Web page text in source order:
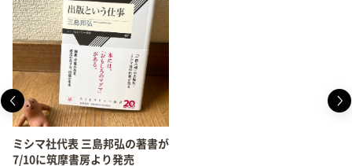
ミシマ社代表 三島邦弘の著書が
7/10に筑摩書房より発売